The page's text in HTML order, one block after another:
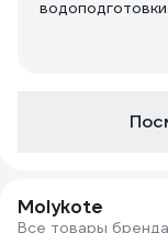
водоподготовки.
Molykote
Все товары бренда